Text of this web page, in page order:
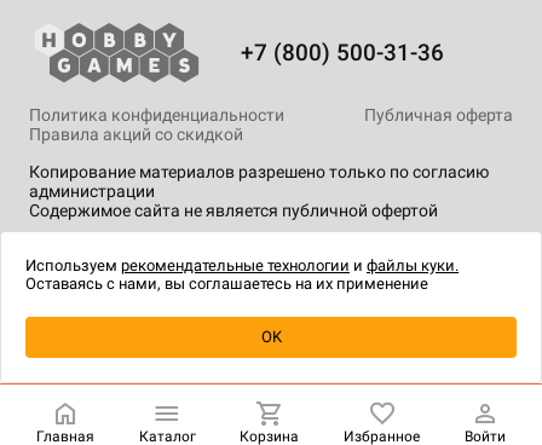
Купить| 21 360 ₽
+7 (800) 500-31-36
Копирование материалов разрешено только по согласию
администрации
Содержимое сайта не является публичной офертой
Политика конфиденциальности
Публичная оферта
Правила акций со скидкой
технологии.
Главная Каталог Корзина Избранное Войти
Используем рекомендательные технологии и файлы куки.
Оставаясь с нами, вы соглашаетесь на их применение
OK